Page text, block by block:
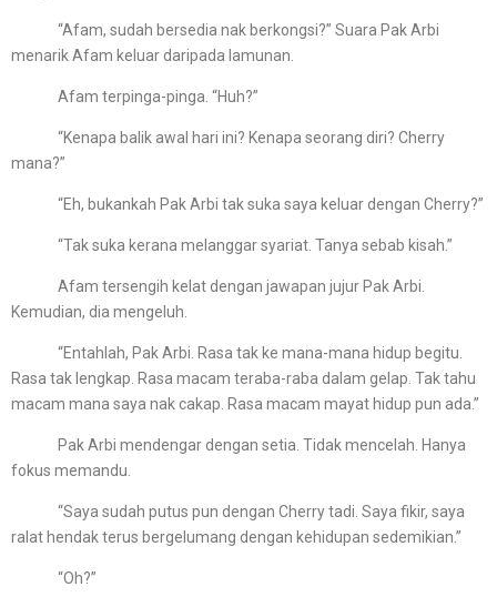
“Afam, sudah bersedia nak berkongsi?” Suara Pak Arbi
menarik Afam keluar daripada lamunan.
Afam terpinga-pinga. “Huh?”
“Kenapa balik awal hari ini? Kenapa seorang diri? Cherry
mana?”
“Eh, bukankah Pak Arbi tak suka saya keluar dengan Cherry?”
“Tak suka kerana melanggar syariat. Tanya sebab kisah.”
Afam tersengih kelat dengan jawapan jujur Pak Arbi.
Kemudian, dia mengeluh.
“Entahlah, Pak Arbi. Rasa tak ke mana-mana hidup begitu.
Rasa tak lengkap. Rasa macam teraba-raba dalam gelap. Tak tahu
macam mana saya nak cakap. Rasa macam mayat hidup pun ada.”
Pak Arbi mendengar dengan setia. Tidak mencelah. Hanya
fokus memandu.
“Saya sudah putus pun dengan Cherry tadi. Saya fikir, saya
ralat hendak terus bergelumang dengan kehidupan sedemikian.”
“Oh?”